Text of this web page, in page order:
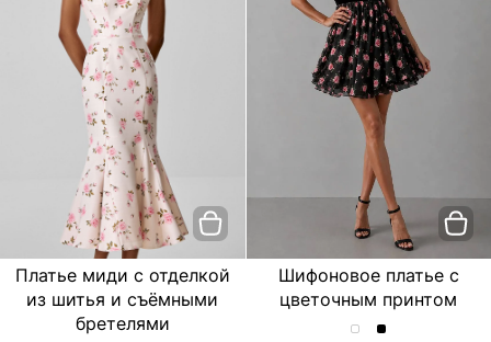
Платье миди с отделкой
из шитья и съёмными
бретелями
Шифоновое платье с
цветочным принтом
Шифоновое
Шифоновое